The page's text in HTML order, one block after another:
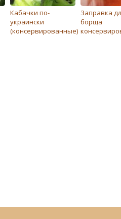
Кабачки по-
украински
(консервированные)
Заправка
борща